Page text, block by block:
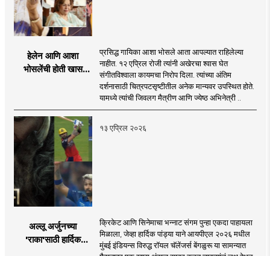
हेलेन आणि आशा
भोसलेंची होती खास
खास युक्ती
प्रसिद्ध गायिका आशा भोसले आता आपल्यात राहिलेल्या
नाहीत. १२ एप्रिल रोजी त्यांनी अखेरचा श्वास घेत
संगीतविश्वाला कायमचा निरोप दिला. त्यांच्या अंतिम
दर्शनासाठी चित्रपटसृष्टीतील अनेक मान्यवर उपस्थित होते.
यामध्ये त्यांची जिवलग मैत्रीण आणि ज्येष्ठ अभिनेत्री ..
१३ एप्रिल २०२६
अल्लू अर्जुनच्या
'राका'साठी हार्दिक
क्रिकेट आणि सिनेमाचा भन्नाट संगम पुन्हा एकदा पाहायला
मिळाला, जेव्हा हार्दिक पांड्या याने आयपीएल २०२६ मधील
मुंबई इंडियन्स विरुद्ध रॉयल चॅलेंजर्स बेंगळुरू या सामन्यात